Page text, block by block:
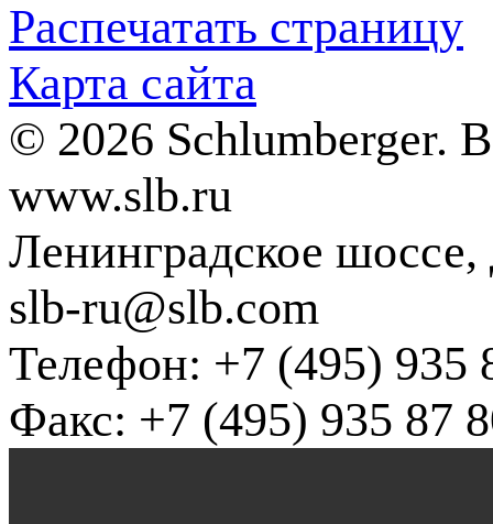
Распечатать страницу
Карта сайта
© 2026 Schlumberger.
www.slb.ru
Ленинградское
slb-ru@slb.com
Телефон: +7 (495) 935
Факс: +7 (495) 935 87